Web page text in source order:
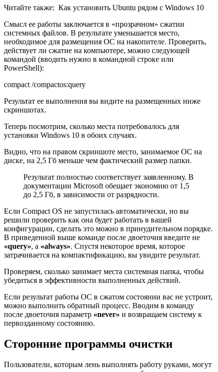
Читайте также: Как установить Ubuntu рядом с Windows 10
Смысл ее работы заключается в «прозрачном» сжатии
системных файлов. В результате уменьшается место,
необходимое для размещения ОС на накопителе. Проверить,
действует ли сжатие на компьютере, можно следующей
командой (вводить нужно в командной строке или
PowerShell):
compact /compactos:query
Результат ее выполнения вы видите на размещенных ниже
скриншотах.
Теперь посмотрим, сколько места потребовалось для
установки Windows 10 в обоих случаях.
Видно, что на правом скриншоте место, занимаемое ОС на
диске, на 2,5 Гб меньше чем фактический размер папки.
Результат полностью соответствует заявленному. В
документации Microsoft обещает экономию от 1,5
до 2,5 Гб, в зависимости от разрядности.
Если Compact OS не запустилась автоматически, но вы
решили проверить как она будет работать в вашей
конфигурации, сделать это можно в принудительном порядке.
В приведенной выше команде после двоеточия введите не
«query», а «always». Спустя некоторое время, которое
затрачивается на компактификацию, вы увидите результат.
Проверяем, сколько занимает места системная папка, чтобы
убедиться в эффективности выполненных действий.
Если результат работы ОС в сжатом состоянии вас не устроит,
можно выполнить обратный процесс. Вводим в команду
после двоеточия параметр «never» и возвращаем систему к
первозданному состоянию.
Сторонние программы очистки
Пользователи, которым лень выполнять работу руками, могут